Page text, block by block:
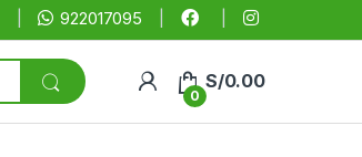
922017095
0
S/0.00